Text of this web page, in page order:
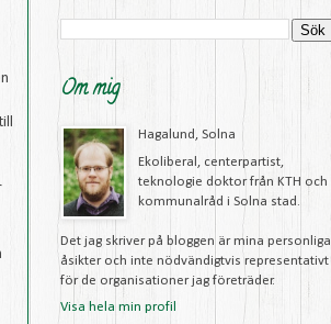
Om mig
Hagalund, Solna
Ekoliberal, centerpartist,
teknologie doktor från KTH och
kommunalråd i Solna stad.
Det jag skriver på bloggen är mina personliga
åsikter och inte nödvändigtvis representativt
för de organisationer jag företräder.
Visa hela min profil